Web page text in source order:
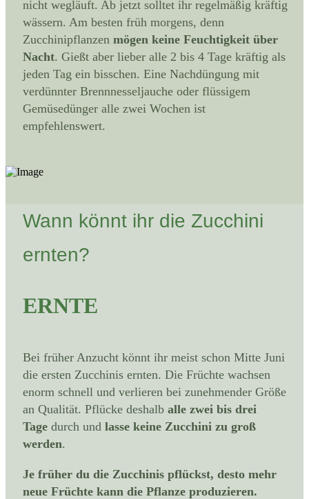
nicht wegläuft. Ab jetzt solltet ihr regelmäßig kräftig
wässern. Am besten früh morgens, denn
Zucchinipflanzen mögen keine Feuchtigkeit über
Nacht. Gießt aber lieber alle 2 bis 4 Tage kräftig als
jeden Tag ein bisschen. Eine Nachdüngung mit
verdünnter Brennnesseljauche oder flüssigem
Gemüsedünger alle zwei Wochen ist
empfehlenswert.
Wann könnt ihr die Zucchini
ernten?
ERNTE
Bei früher Anzucht könnt ihr meist schon Mitte Juni
die ersten Zucchinis ernten. Die Früchte wachsen
enorm schnell und verlieren bei zunehmender Größe
an Qualität. Pflücke deshalb alle zwei bis drei
Tage durch und lasse keine Zucchini zu groß
werden.
Je früher du die Zucchinis pflückst, desto mehr
neue Früchte kann die Pflanze produzieren.